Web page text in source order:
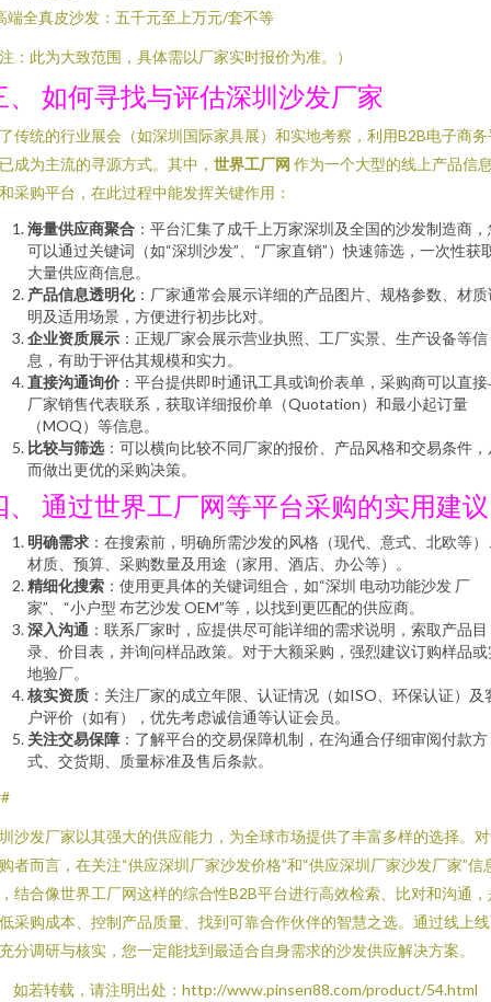
端全真皮沙发：五千元至上万元/套不等
：此为大致范围，具体需以厂家实时报价为准。）
、 如何寻找与评估深圳沙发厂家
传统的行业展会（如深圳国际家具展）和实地考察，利用B2B电子商务
成为主流的寻源方式。其中， 世界工厂网 作为一个大型的线上产品信
采购平台，在此过程中能发挥关键作用：
海量供应商聚合 ：平台汇集了成千上万家深圳及全国的沙发制造商，
可以通过关键词（如“深圳沙发”、“厂家直销”）快速筛选，一次性获
大量供应商信息。
产品信息透明化：厂家通常会展示详细的产品图片、规格参数、材质
明及适用场景，方便进行初步比对。
企业资质展示 ：正规厂家会展示营业执照、工厂实景、生产设备等信
息，有助于评估其规模和实力。
直接沟通询价 ：平台提供即时通讯工具或询价表单，采购商可以直接
厂家销售代表联系，获取详细报价单（Quotation）和最小起订量
（MOQ）等信息。
比较与筛选：可以横向比较不同厂家的报价、产品风格和交易条件，
而做出更优的采购决策。
、 通过世界工厂网等平台采购的实用建议
明确需求 ：在搜索前，明确所需沙发的风格（现代、意式、北欧等）
材质、预算、采购数量及用途（家用、酒店、办公等）。
精细化搜索 ：使用更具体的关键词组合，如“深圳 电动功能沙发 厂
家”、“小户型 布艺沙发 OEM”等，以找到更匹配的供应商。
深入沟通 ：联系厂家时，应提供尽可能详细的需求说明，索取产品目
录、价目表，并询问样品政策。对于大额采购，强烈建议订购样品或
地验厂。
核实资质 ：关注厂家的成立年限、认证情况（如ISO、环保认证）及
户评价（如有），优先考虑诚信通等认证会员。
关注交易保障 ：了解平台的交易保障机制，在沟通合仔细审阅付款方
式、交货期、质量标准及售后条款。
沙发厂家以其强大的供应能力，为全球市场提供了丰富多样的选择。
者而言，在关注“供应深圳厂家沙发价格”和“供应深圳厂家沙发厂家”信
结合像世界工厂网这样的综合性B2B平台进行高效检索、比对和沟通，
采购成本、控制产品质量、找到可靠合作伙伴的智慧之选。通过线上
分调研与核实，您一定能找到最适合自身需求的沙发供应解决方案。
如若转载，请注明出处：http://www.pinsen88.com/product/54.html